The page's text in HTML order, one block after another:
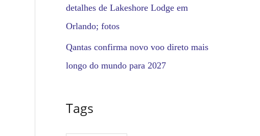
detalhes de Lakeshore Lodge em
Orlando; fotos
Qantas confirma novo voo direto mais
longo do mundo para 2027
Tags